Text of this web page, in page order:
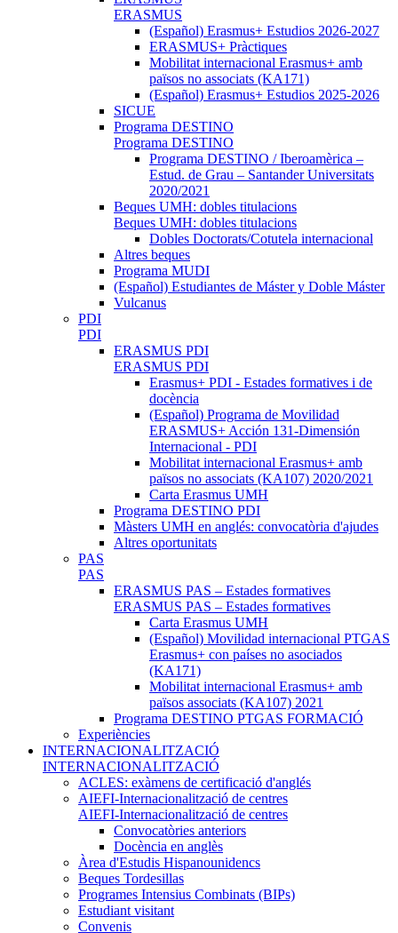
ERASMUS
(Español) Erasmus+ Estudios 2026-2027
ERASMUS+ Pràctiques
Mobilitat internacional Erasmus+ amb
països no associats (KA171)
(Español) Erasmus+ Estudios 2025-2026
SICUE
Programa DESTINO
Programa DESTINO
Programa DESTINO / Iberoamèrica –
Estud. de Grau – Santander Universitats
2020/2021
Beques UMH: dobles titulacions
Beques UMH: dobles titulacions
Dobles Doctorats/Cotutela internacional
Altres beques
Programa MUDI
(Español) Estudiantes de Máster y Doble Máster
Vulcanus
PDI
PDI
ERASMUS PDI
ERASMUS PDI
Erasmus+ PDI - Estades formatives i de
docència
(Español) Programa de Movilidad
ERASMUS+ Acción 131-Dimensión
Internacional - PDI
Mobilitat internacional Erasmus+ amb
països no associats (KA107) 2020/2021
Carta Erasmus UMH
Programa DESTINO PDI
Màsters UMH en anglés: convocatòria d'ajudes
Altres oportunitats
PAS
PAS
ERASMUS PAS – Estades formatives
ERASMUS PAS – Estades formatives
Carta Erasmus UMH
(Español) Movilidad internacional PTGAS
Erasmus+ con países no asociados
(KA171)
Mobilitat internacional Erasmus+ amb
països associats (KA107) 2021
Programa DESTINO PTGAS FORMACIÓ
Experiències
INTERNACIONALITZACIÓ
INTERNACIONALITZACIÓ
ACLES: exàmens de certificació d'anglés
AIEFI-Internacionalització de centres
AIEFI-Internacionalització de centres
Convocatòries anteriors
Docència en anglès
Àrea d'Estudis Hispanounidencs
Beques Tordesillas
Programes Intensius Combinats (BIPs)
Estudiant visitant
Convenis